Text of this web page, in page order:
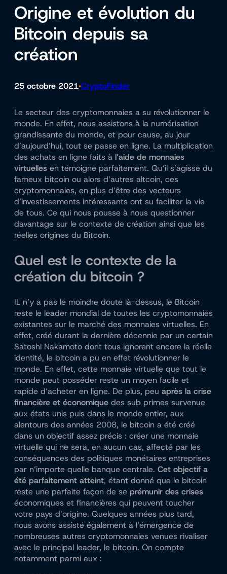
Origine et évolution du
Bitcoin depuis sa
création
25 octobre 2021•CryptoFinder
Le secteur des cryptomonnaies a su révolutionner le
monde. En effet, nous assistons à la numérisation
grandissante du monde, et pour cause, au jour
d’aujourd’hui, tout se passe en ligne. La multiplication
des achats en ligne faits à l’aide de monnaies
virtuelles en témoigne parfaitement. Qu’il s’agisse du
fameux bitcoin ou alors d’autres altcoin, ces
cryptomonnaies, en plus d’être des vecteurs
d’investissements intéressants ont su faciliter la vie
de tous. Ce qui nous pousse à nous questionner
davantage sur le contexte de création ainsi que les
réelles origines du Bitcoin.
Quel est le contexte de la
création du bitcoin ?
IL n’y a pas le moindre doute là-dessus, le Bitcoin
reste le leader mondial de toutes les cryptomonnaies
existantes sur le marché des monnaies virtuelles. En
effet, créé durant la dernière décennie par un certain
Satoshi Nakamoto dont tous ignorent encore la réelle
identité, le bitcoin a pu en effet révolutionner le
monde. En effet, cette monnaie virtuelle que tout le
monde peut posséder reste un moyen facile et
rapide d’acheter en ligne. De plus, peu après la crise
financière et économique des sub primes survenue
aux états unis puis dans le monde entier, aux
alentours des années 2008, le bitcoin a été créé
dans un objectif assez précis : créer une monnaie
virtuelle qui ne sera, en aucun cas, affecté par les
conséquences des politiques monétaires entreprises
par n’importe quelle banque centrale. Cet objectif a
été parfaitement atteint, étant donné que le bitcoin
reste une parfaite façon de se prémunir des crises
économiques et financières qui peuvent toucher
votre pays d’origine. Quelques années plus tard,
nous avons assisté également à l’émergence de
nombreuses autres cryptomonnaies venues rivaliser
avec le principal leader, le bitcoin. On compte
notamment parmi eux :